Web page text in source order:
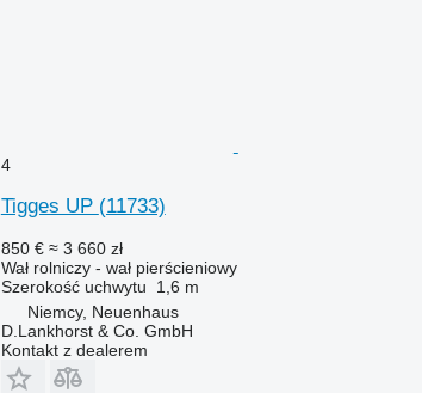
4
Tigges UP (11733)
850 € ≈ 3 660 zł
Wał rolniczy - wał pierścieniowy
Szerokość uchwytu
1,6 m
Niemcy, Neuenhaus
D.Lankhorst & Co. GmbH
Kontakt z dealerem